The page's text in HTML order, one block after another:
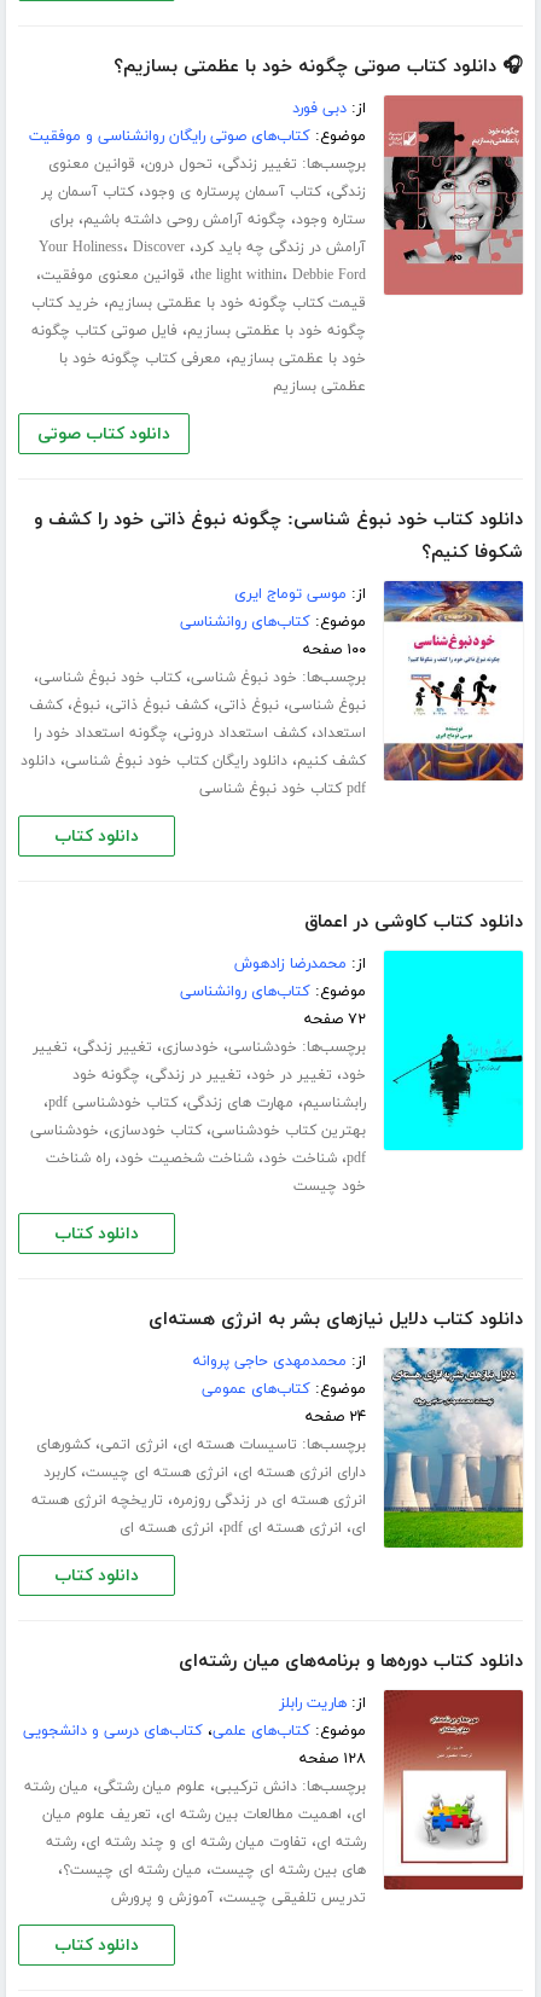
🎧 دانلود کتاب صوتی چگونه خود با عظمتی بسازیم؟
از:دبی فورد
موضوع:کتاب‌های صوتی رایگان روانشناسی و موفقیت
برچسب‌ها: تغییر زندگی، تحول درون، قوانین معنوی
زندگی،کتاب آسمان پرستاره ی وجود،کتاب آسمان پر
ستاره وجود، چگونه آرامش روحی داشته باشیم،برای
آرامش در زندگی چه باید کرد، Your Holiness، Discover
the light within، Debbie Ford ، قوانین معنوی موفقیت،
قیمت کتاب چگونه خود با عظمتی بسازیم، خرید کتاب
چگونه خود با عظمتی بسازیم، فایل صوتی کتاب چگونه
خود با عظمتی بسازیم، معرفی کتاب چگونه خود با
عظمتی بسازیم
دانلود کتاب صوتی
دانلود کتاب خود نبوغ شناسی: چگونه نبوغ ذاتی خود را کشف و
شکوفا کنیم؟
از: موسی توماج ایری
موضوع:کتاب‌های روانشناسی
۱۰۰ صفحه
برچسب‌ها: خود نبوغ شناسی،کتاب خود نبوغ شناسی،
نبوغ شناسی،نبوغ ذاتی،کشف نبوغ ذاتی،نبوغ،کشف
استعداد،کشف استعداد درونی، چگونه استعداد خود را
کشف کنیم،دانلود رایگان کتاب خود نبوغ شناسی،دانلود
pdf کتاب خود نبوغ شناسی
دانلود کتاب
دانلود کتاب کاوشی در اعماق
از: محمدرضا زادهوش
موضوع:کتاب‌های روانشناسی
۷۲ صفحه
برچسب‌ها: خودشناسی، خودسازی، تغییر زندگی، تغییر
خود، تغییر در خود، تغییر در زندگی، چگونه خود
رابشناسیم، مهارت های زندگی،کتاب خودشناسی pdf ،
بهترین کتاب خودشناسی،کتاب خودسازی، خودشناسی
pdf،شناخت خود،شناخت شخصیت خود،راه شناخت
خود چیست
دانلود کتاب
دانلود کتاب دلایل نیازهای بشر به انرژی هسته‌ای
از: محمدمهدی حاجی پروانه
موضوع:کتاب‌های عمومی
۲۴ صفحه
برچسب‌ها: تاسیسات هسته ای، انرژی اتمی،کشورهای
دارای انرژی هسته ای، انرژی هسته ای چیست،کاربرد
انرژی هسته ای در زندگی روزمره، تاریخچه انرژی هسته
ای، انرژی هسته ای pdf ، انرژی هسته ای
دانلود کتاب
دانلود کتاب دوره‌ها و برنامه‌های میان رشته‌ای
از:هاریت رابلز
موضوع:کتاب‌های علمی،کتاب‌های درسی و دانشجویی
۱۲۸ صفحه
برچسب‌ها:دانش ترکیبی، علوم میان رشتگی، میان رشته
ای، اهمیت مطالعات بین رشته ای، تعریف علوم میان
رشته ای، تفاوت میان رشته ای و چند رشته ای،رشته
های بین رشته ای چیست، میان رشته ای چیست؟،
تدریس تلفیقی چیست،آموزش و پرورش
دانلود کتاب